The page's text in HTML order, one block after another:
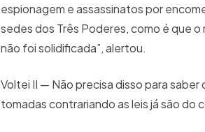
espionagem e assassinatos por
sedes dos Três Poderes, como é que o
não foi solidificada”, alertou.
Voltei II — Não precisa disso para
tomadas contrariando as leis já são